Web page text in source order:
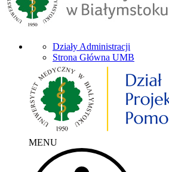
Działy Administracji
Strona Główna UMB
MENU